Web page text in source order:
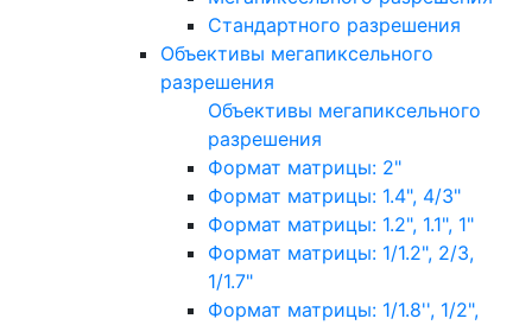
Стандартного разрешения
Объективы мегапиксельного
разрешения
Объективы мегапиксельного
разрешения
Формат матрицы: 2"
Формат матрицы: 1.4", 4/3"
Формат матрицы: 1.2", 1.1", 1"
Формат матрицы: 1/1.2", 2/3,
1/1.7"
Формат матрицы: 1/1.8'', 1/2",